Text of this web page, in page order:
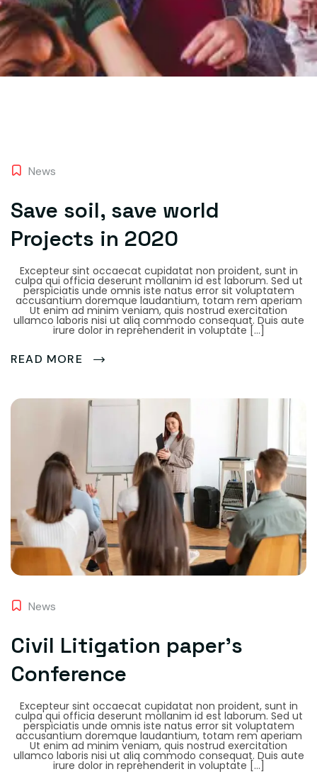
News
Save soil, save world
Projects in 2020
Excepteur sint occaecat cupidatat non proident, sunt in
culpa qui officia deserunt mollanim id est laborum. Sed ut
perspiciatis unde omnis iste natus error sit voluptatem
accusantium doremque laudantium, totam rem aperiam
Ut enim ad minim veniam, quis nostrud exercitation
ullamco laboris nisi ut aliq commodo consequat. Duis aute
irure dolor in reprehenderit in voluptate […]
READ MORE
News
Civil Litigation paper’s
Conference
Excepteur sint occaecat cupidatat non proident, sunt in
culpa qui officia deserunt mollanim id est laborum. Sed ut
perspiciatis unde omnis iste natus error sit voluptatem
accusantium doremque laudantium, totam rem aperiam
Ut enim ad minim veniam, quis nostrud exercitation
ullamco laboris nisi ut aliq commodo consequat. Duis aute
irure dolor in reprehenderit in voluptate […]